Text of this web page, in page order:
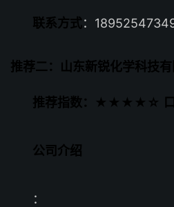
联系方式：
推荐二：山东新锐化学科技有
推荐指数：★★★★☆
公司介绍
：